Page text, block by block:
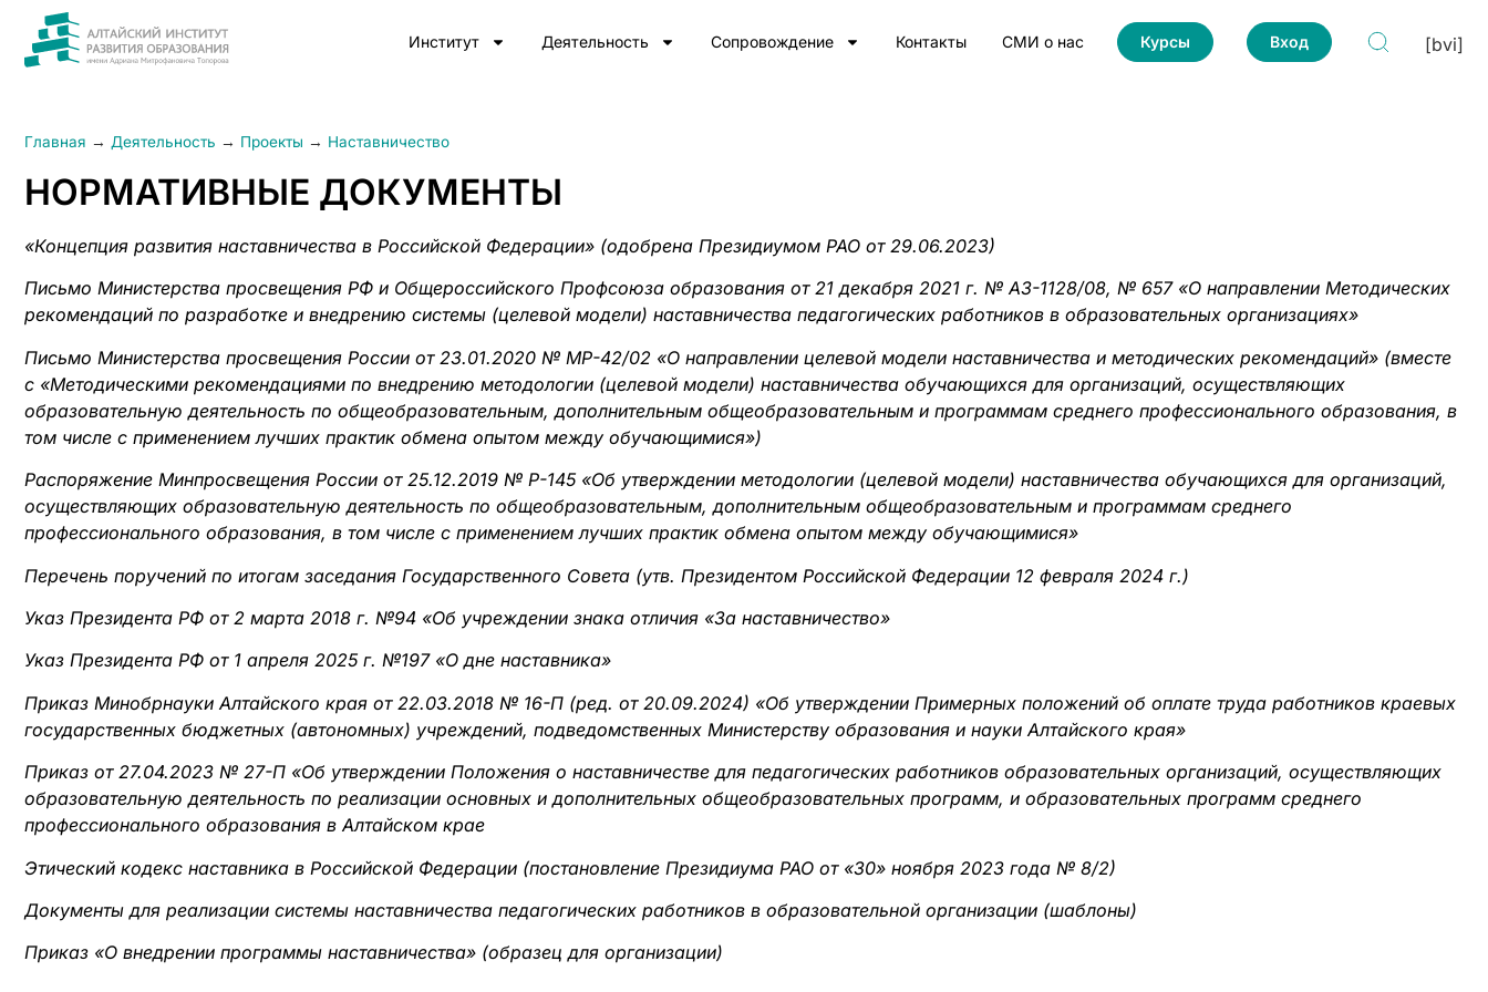
Институт Деятельность Сопровождение Контакты СМИ о нас Курсы Вход [bvi]
Главная → Деятельность → Проекты → Наставничество
НОРМАТИВНЫЕ ДОКУМЕНТЫ
«Концепция развития наставничества в Российской Федерации» (одобрена Президиумом РАО от 29.06.2023)
Письмо Министерства просвещения РФ и Общероссийского Профсоюза образования от 21 декабря 2021 г. № АЗ-1128/08, № 657 «О направлении Методических
рекомендаций по разработке и внедрению системы (целевой модели) наставничества педагогических работников в образовательных организациях»
Письмо Министерства просвещения России от 23.01.2020 № МР-42/02 «О направлении целевой модели наставничества и методических рекомендаций» (вместе
с «Методическими рекомендациями по внедрению методологии (целевой модели) наставничества обучающихся для организаций, осуществляющих
образовательную деятельность по общеобразовательным, дополнительным общеобразовательным и программам среднего профессионального образования, в
том числе с применением лучших практик обмена опытом между обучающимися»)
Распоряжение Минпросвещения России от 25.12.2019 № Р-145 «Об утверждении методологии (целевой модели) наставничества обучающихся для организаций,
осуществляющих образовательную деятельность по общеобразовательным, дополнительным общеобразовательным и программам среднего
профессионального образования, в том числе с применением лучших практик обмена опытом между обучающимися»
Перечень поручений по итогам заседания Государственного Совета (утв. Президентом Российской Федерации 12 февраля 2024 г.)
Указ Президента РФ от 2 марта 2018 г. №94 «Об учреждении знака отличия «За наставничество»
Указ Президента РФ от 1 апреля 2025 г. №197 «О дне наставника»
Приказ Минобрнауки Алтайского края от 22.03.2018 № 16-П (ред. от 20.09.2024) «Об утверждении Примерных положений об оплате труда работников краевых
государственных бюджетных (автономных) учреждений, подведомственных Министерству образования и науки Алтайского края»
Приказ от 27.04.2023 № 27-П «Об утверждении Положения о наставничестве для педагогических работников образовательных организаций, осуществляющих
образовательную деятельность по реализации основных и дополнительных общеобразовательных программ, и образовательных программ среднего
профессионального образования в Алтайском крае
Этический кодекс наставника в Российской Федерации (постановление Президиума РАО от «30» ноября 2023 года № 8/2)
Документы для реализации системы наставничества педагогических работников в образовательной организации (шаблоны)
Приказ «О внедрении программы наставничества» (образец для организации)